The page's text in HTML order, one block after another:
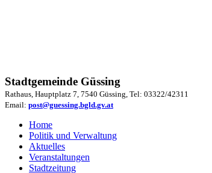
Stadtgemeinde Güssing
Rathaus, Hauptplatz 7, 7540 Güssing, Tel: 03322/42311
Email: post@guessing.bgld.gv.at
Home
Politik und Verwaltung
Aktuelles
Veranstaltungen
Stadtzeitung